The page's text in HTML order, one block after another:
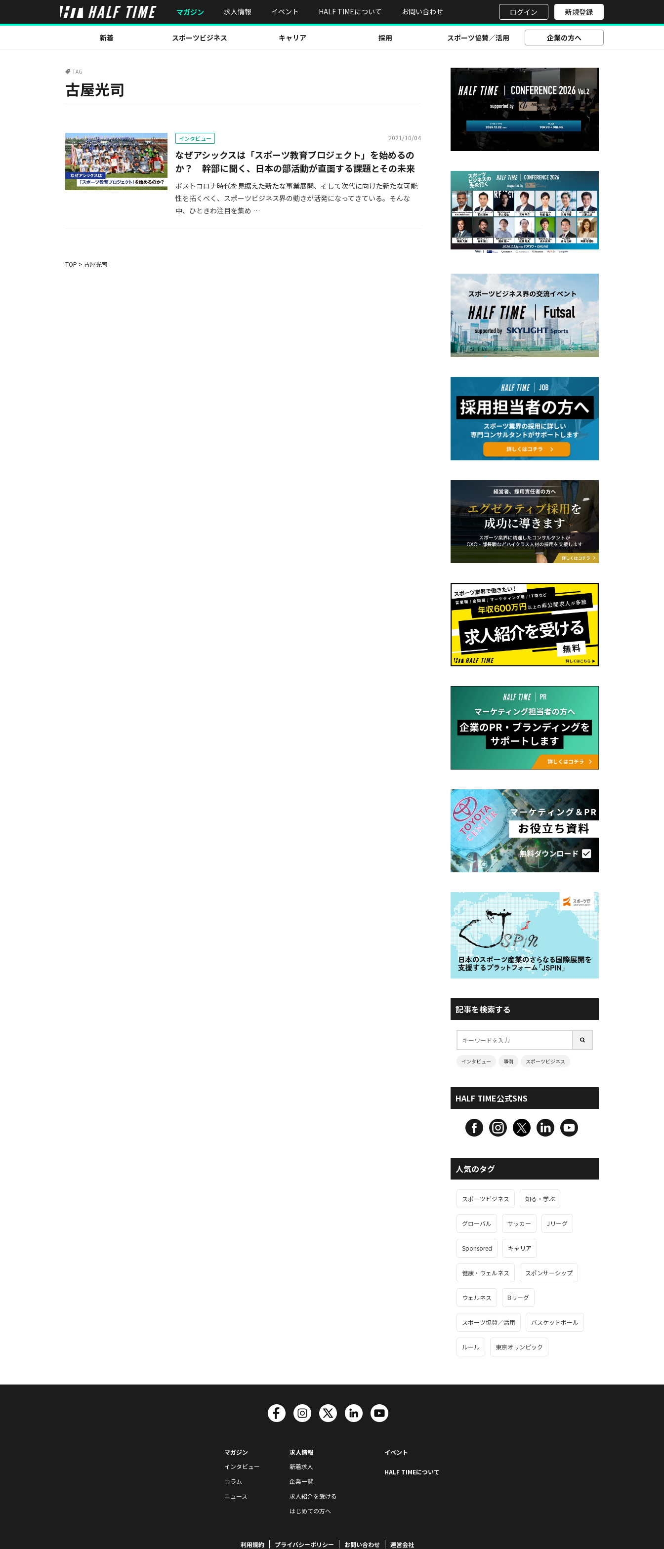
マガジン 求人情報 イベント HALF TIMEについて お問い合わせ ログイン 新規登録
新着 スポーツビジネス キャリア 採用 スポーツ協賛／活用 企業の方へ
TAG
古屋光司
インタビュー 2021/10/04
なぜアシックスは「スポーツ教育プロジェクト」を始めるの
か？ 幹部に聞く、日本の部活動が直面する課題とその未来
ポストコロナ時代を見据えた新たな事業展開、そして次代に向けた新たな可能
性を拓くべく、スポーツビジネス界の動きが活発になってきている。そんな
中、ひときわ注目を集め …
TOP > 古屋光司
記事を検索する
インタビュー 事例 スポーツビジネス
HALF TIME公式SNS
人気のタグ
スポーツビジネス 知る・学ぶ
グローバル サッカー Jリーグ
Sponsored キャリア
健康・ウェルネス スポンサーシップ
ウェルネス Bリーグ
スポーツ協賛／活用 バスケットボール
ルール 東京オリンピック
マガジン
インタビュー
コラム
ニュース
求人情報
新着求人
企業一覧
求人紹介を受ける
はじめての方へ
イベント
HALF TIMEについて
利用規約 プライバシーポリシー お問い合わせ 運営会社